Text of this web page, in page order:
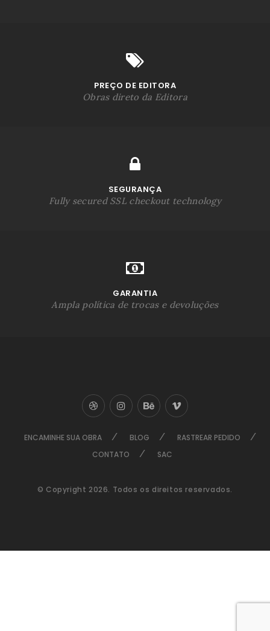
PREÇO DE EDITORA
Obras direto da Editora
SEGURANÇA
Fully secured SSL checkout technology
GARANTIA
Ampla política de trocas e devoluções
ENCAMINHE SUA OBRA BLOG
RASTREAR PEDIDO
CONTATO
SAC
© Copyright 2026. Todos os direitos reservados.